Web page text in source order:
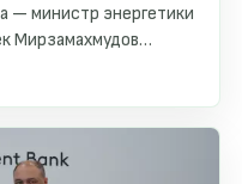
— министр энергетики
Мирзамахмудов
на росте
развитии систем